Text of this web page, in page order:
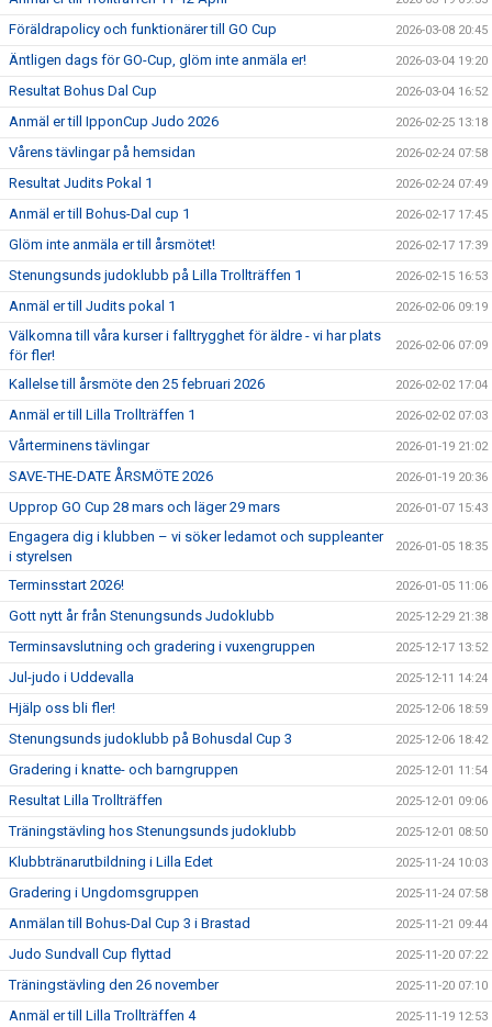
Föräldrapolicy och funktionärer till GO Cup 2026-03-08 20:45
Äntligen dags för GO-Cup, glöm inte anmäla er! 2026-03-04 19:20
Resultat Bohus Dal Cup 2026-03-04 16:52
Anmäl er till IpponCup Judo 2026 2026-02-25 13:18
Vårens tävlingar på hemsidan 2026-02-24 07:58
Resultat Judits Pokal 1 2026-02-24 07:49
Anmäl er till Bohus-Dal cup 1 2026-02-17 17:45
Glöm inte anmäla er till årsmötet! 2026-02-17 17:39
Stenungsunds judoklubb på Lilla Trollträffen 1 2026-02-15 16:53
Anmäl er till Judits pokal 1 2026-02-06 09:19
Välkomna till våra kurser i falltrygghet för äldre - vi har plats
för fler!
2026-02-06 07:09
Kallelse till årsmöte den 25 februari 2026 2026-02-02 17:04
Anmäl er till Lilla Trollträffen 1 2026-02-02 07:03
Vårterminens tävlingar 2026-01-19 21:02
SAVE-THE-DATE ÅRSMÖTE 2026 2026-01-19 20:36
Upprop GO Cup 28 mars och läger 29 mars 2026-01-07 15:43
Engagera dig i klubben – vi söker ledamot och suppleanter
i styrelsen
2026-01-05 18:35
Terminsstart 2026! 2026-01-05 11:06
Gott nytt år från Stenungsunds Judoklubb 2025-12-29 21:38
Terminsavslutning och gradering i vuxengruppen 2025-12-17 13:52
Jul-judo i Uddevalla 2025-12-11 14:24
Hjälp oss bli fler! 2025-12-06 18:59
Stenungsunds judoklubb på Bohusdal Cup 3 2025-12-06 18:42
Gradering i knatte- och barngruppen 2025-12-01 11:54
Resultat Lilla Trollträffen 2025-12-01 09:06
Träningstävling hos Stenungsunds judoklubb 2025-12-01 08:50
Klubbtränarutbildning i Lilla Edet 2025-11-24 10:03
Gradering i Ungdomsgruppen 2025-11-24 07:58
Anmälan till Bohus-Dal Cup 3 i Brastad 2025-11-21 09:44
Judo Sundvall Cup flyttad 2025-11-20 07:22
Träningstävling den 26 november 2025-11-20 07:10
Anmäl er till Lilla Trollträffen 4 2025-11-19 12:53